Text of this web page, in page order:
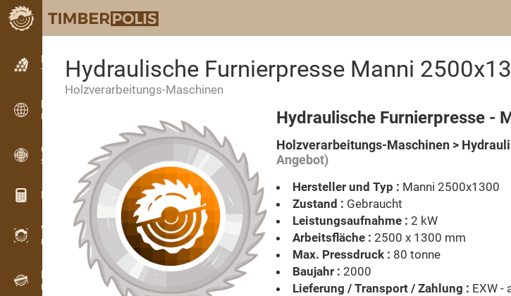
Kleinanzeigen
Textanzeigen
Kleinanzeigen
Internationale Anzeigen
OPTI-TIMB
Schnittbilder
Holz-Rechner
WoodProfi
Holzvolumen mit KI
Registriergerät
Holzbestandsaufnahme im Gelände
Hydraulische Furnierpresse Manni
Holzverarbeitungs-Maschinen
Hydraulische Furnierpresse -
Holzverarbeitungs-Maschinen >
Angebot)
Hersteller und Typ : Manni 2500x1300
Zustand : Gebraucht
Leistungsaufnahme : 2 kW
Arbeitsfläche : 2500 x 1300 mm
Max. Pressdruck : 80 tonne
Baujahr : 2000
Lieferung / Transport / Zahlung : EXW -